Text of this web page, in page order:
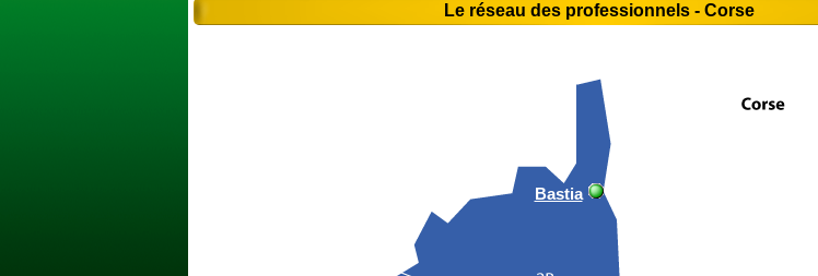
Le réseau des professionnels - Corse